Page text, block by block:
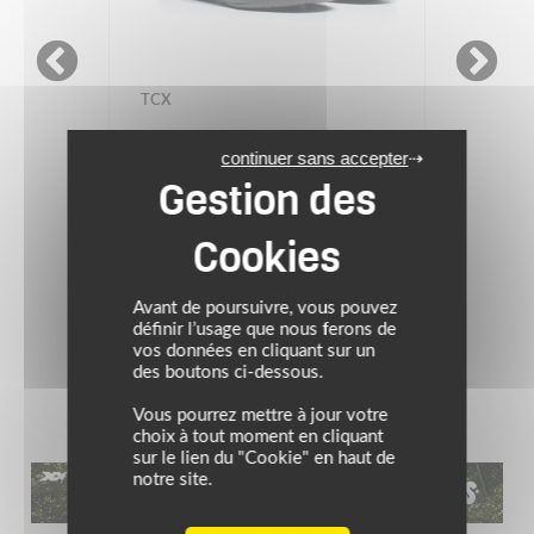
TCX
Baskets JUPITER 5 GORE-
TEX®
229.00 €
noir
Avant de poursuivre, vous pouvez
définir l’usage que nous ferons de
vos données en cliquant sur un
des boutons ci-dessous.
Vous pourrez mettre à jour votre
choix à tout moment en cliquant
sur le lien du "Cookie" en haut de
notre site.
continuer sans accepter